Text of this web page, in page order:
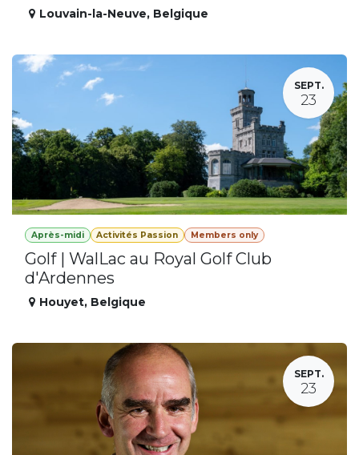
Louvain-la-Neuve, Belgique
SEPT.
23
Après-midi Activités Passion Members only
Golf | WalLac au Royal Golf Club
d'Ardennes
Houyet, Belgique
SEPT.
23